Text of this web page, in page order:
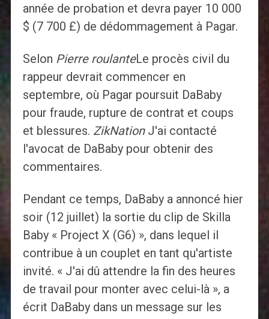
année de probation et devra payer 10 000
$ (7 700 £) de dédommagement à Pagar.
Selon Pierre roulanteLe procès civil du
rappeur devrait commencer en
septembre, où Pagar poursuit DaBaby
pour fraude, rupture de contrat et coups
et blessures. ZikNation J'ai contacté
l'avocat de DaBaby pour obtenir des
commentaires.
Pendant ce temps, DaBaby a annoncé hier
soir (12 juillet) la sortie du clip de Skilla
Baby « Project X (G6) », dans lequel il
contribue à un couplet en tant qu'artiste
invité. « J'ai dû attendre la fin des heures
de travail pour monter avec celui-là », a
écrit DaBaby dans un message sur les